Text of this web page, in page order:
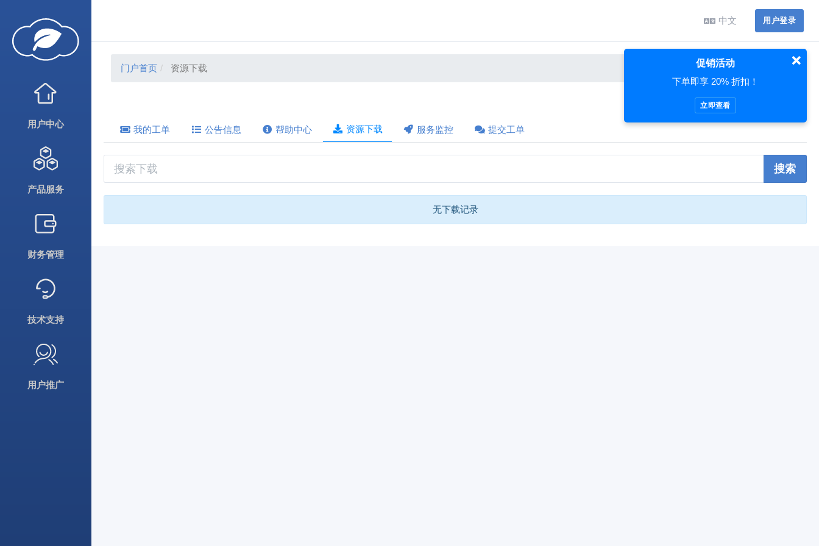
用户中心
产品服务
财务管理
技术支持
用户推广
中文 用户登录
门户首页 资源下载
我的工单 公告信息 帮助中心 资源下载 服务监控 提交工单
搜索
无下载记录
促销活动
下单即享 20% 折扣！
立即查看